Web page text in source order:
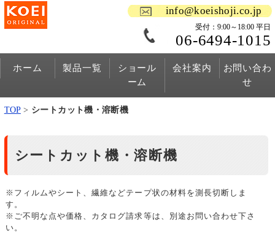
info@koeishoji.co.jp
受付：9:00～18:00 平日
06-6494-1015
ホーム 製品一覧
ショール
ーム
会社案内
お問い合わ
せ
TOP> シートカット機・溶断機
シートカット機・溶断機
※フィルムやシート、繊維などテープ状の材料を測長切断しま
す。
※ご不明な点や価格、カタログ請求等は、別途お問い合わせ下さ
い。